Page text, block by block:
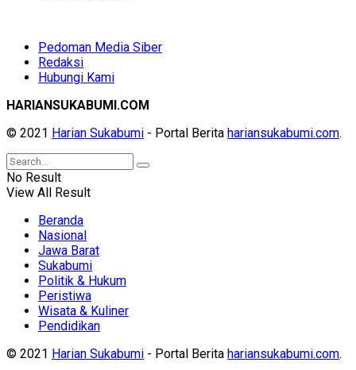
Pedoman Media Siber
Redaksi
Hubungi Kami
HARIANSUKABUMI.COM
© 2021 Harian Sukabumi - Portal Berita hariansukabumi.com.
No Result
View All Result
Beranda
Nasional
Jawa Barat
Sukabumi
Politik & Hukum
Peristiwa
Wisata & Kuliner
Pendidikan
© 2021 Harian Sukabumi - Portal Berita hariansukabumi.com.